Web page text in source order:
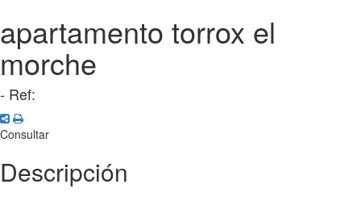
apartamento torrox el
morche
- Ref:
Consultar
Descripción